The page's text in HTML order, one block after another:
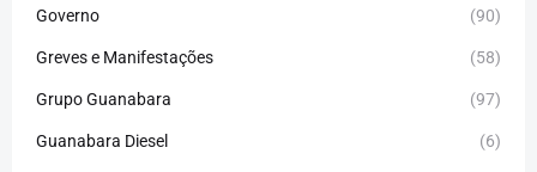
Governo (90)
Greves e Manifestações (58)
Grupo Guanabara (97)
Guanabara Diesel (6)